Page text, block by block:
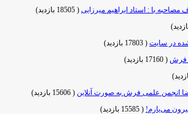
با : استاد ابراهیم میرزایی(
)
)
در سایت(17803 بازدید
)
( 17160 بازدید
)
)
علمی فرش به صورت آنلاین(15606 بازدید
)
می‌یارم! (15585 بازدید
)